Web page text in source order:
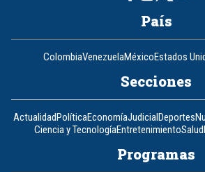
País
ColombiaVenezuelaMéxicoEstados
Secciones
ActualidadPolíticaEconomíaJudicialDeportes
Ciencia y TecnologíaEntretenimientoSalud
Programas